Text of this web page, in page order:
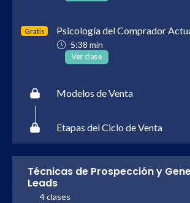
Gratis Psicología del Comprador
5:38 min
Ver clase
Modelos de Venta
Etapas del Ciclo de Venta
Técnicas de Prospección y
Leads
4 clases